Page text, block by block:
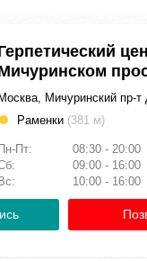
Москва, Мичуринский пр-т
Раменки (381 м)
Пн-Пт:
08:30 - 20:00
09:00 - 16:00
Вс:
10:00 - 16:00